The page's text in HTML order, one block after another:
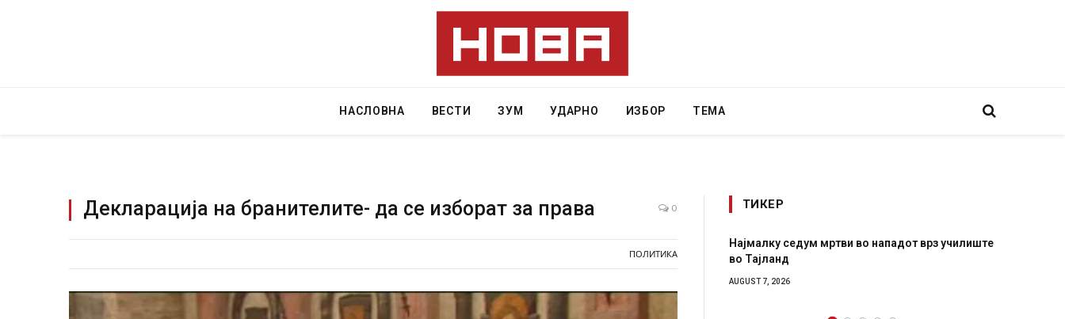
НАСЛОВНА ВЕСТИ ЗУМ УДАРНО ИЗБОР ТЕМА
Декларација на бранителите- да се изборат за права 0
ПОЛИТИКА
ТИКЕР
AUGUST 2, 2026
Најмалку седум мртви во нападот врз училиште
СОЗИС: Украинците повеќе им веруваат на